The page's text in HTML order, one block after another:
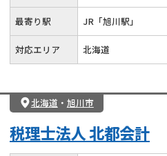
最寄り駅 JR「旭川駅」
対応エリア 北海道
北海道 ・ 旭川市
税理士法人 北都会計